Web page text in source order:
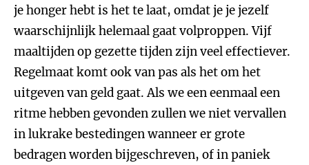
je honger hebt is het te laat, omdat je je jezelf
waarschijnlijk helemaal gaat volproppen. Vijf
maaltijden op gezette tijden zijn veel effectiever.
Regelmaat komt ook van pas als het om het
uitgeven van geld gaat. Als we een eenmaal een
ritme hebben gevonden zullen we niet vervallen
in lukrake bestedingen wanneer er grote
bedragen worden bijgeschreven, of in paniek